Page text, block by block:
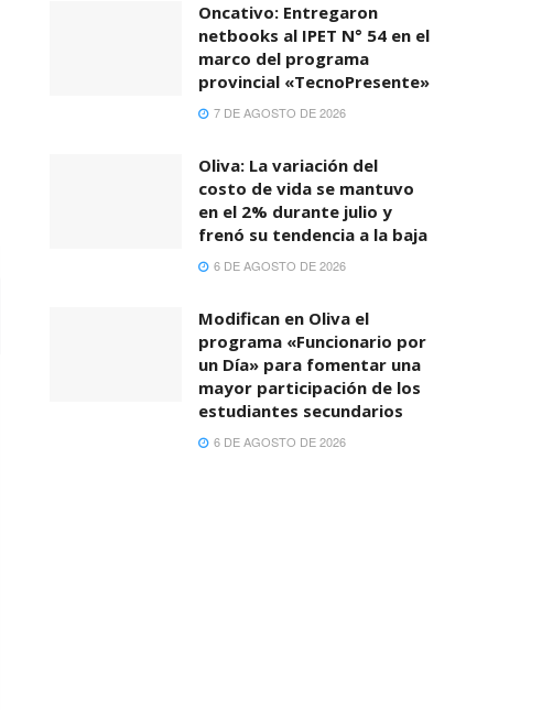
Oncativo: Entregaron
netbooks al IPET N° 54 en el
marco del programa
provincial «TecnoPresente»
7 DE AGOSTO DE 2026
Oliva: La variación del
costo de vida se mantuvo
en el 2% durante julio y
frenó su tendencia a la baja
6 DE AGOSTO DE 2026
Modifican en Oliva el
programa «Funcionario por
un Día» para fomentar una
mayor participación de los
estudiantes secundarios
6 DE AGOSTO DE 2026